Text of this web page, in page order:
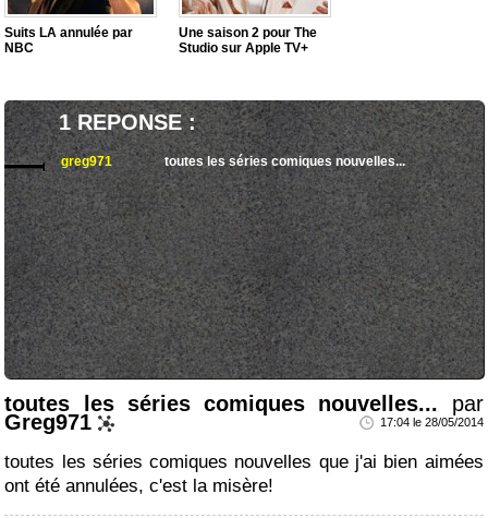
Suits LA annulée par
NBC
Une saison 2 pour The
Studio sur Apple TV+
1 REPONSE :
greg971 toutes les séries comiques nouvelles...
toutes les séries comiques nouvelles... par
Greg971 17:04 le 28/05/2014
toutes les séries comiques nouvelles que j'ai bien aimées
ont été annulées, c'est la misère!